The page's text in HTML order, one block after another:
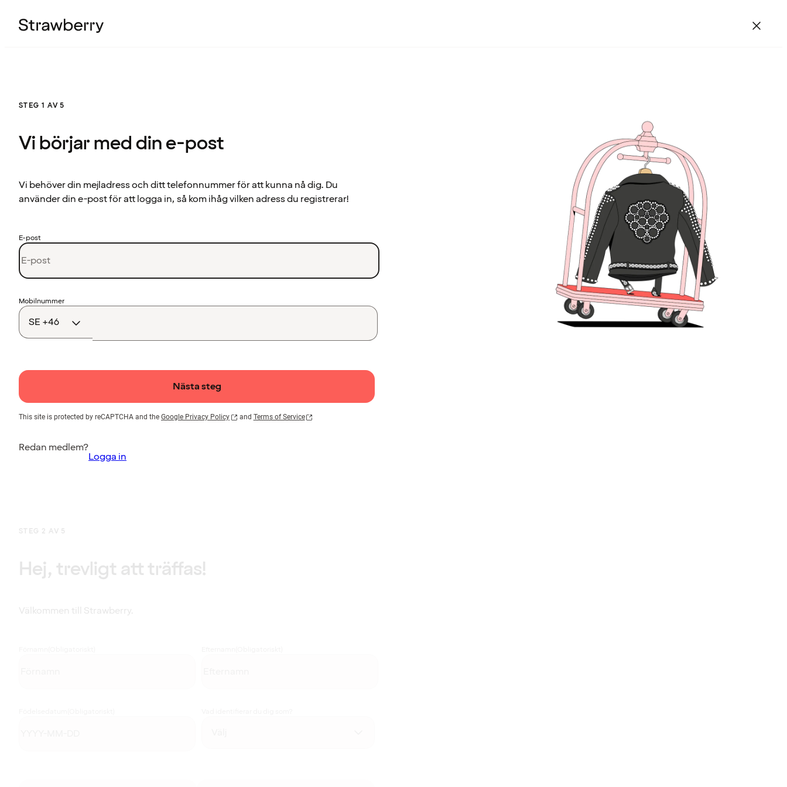
STEG 1 AV 5
Vi börjar med din e-post
Vi behöver din mejladress och ditt telefonnummer för att kunna nå dig. Du
använder din e-post för att logga in, så kom ihåg vilken adress du registrerar!
E-post
Landskod
Mobilnummer
Nästa steg
This site is protected by reCAPTCHA and the Google Privacy Policy and Terms of Service
Redan medlem?
Logga in
STEG 2 AV 5
Hej, trevligt att träffas!
Välkommen till Strawberry.